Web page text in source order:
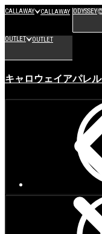
CALLAWAY CALLAWAY ODYSSEY
OUTLET OUTLET
キャロウェイアパレ